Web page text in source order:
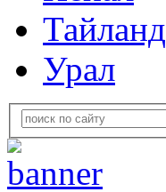
Тайланд
Урал